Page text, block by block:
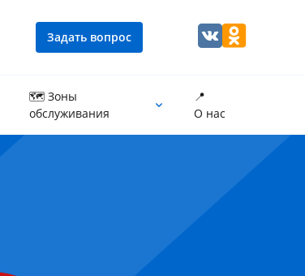
Задать вопрос
🗺 Зоны
обслуживания
📍
О нас